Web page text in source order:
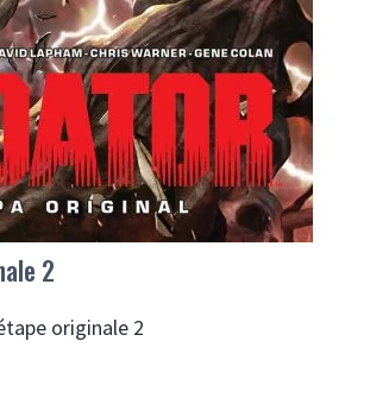
2
originale 2